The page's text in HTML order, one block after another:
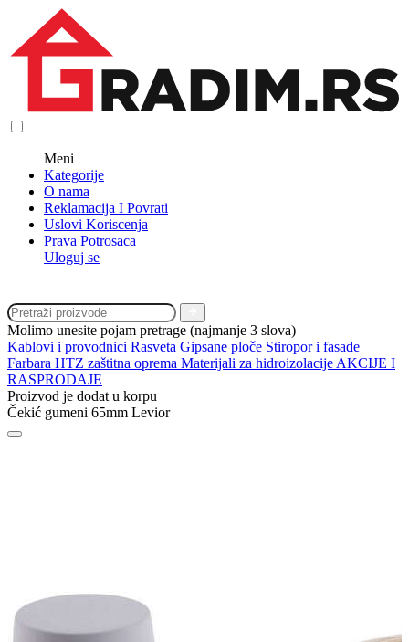
Meni
Kategorije
O nama
Reklamacija I Povrati
Uslovi Koriscenja
Prava Potrosaca
Uloguj se
Molimo unesite pojam pretrage (najmanje 3 slova)
Kablovi i provodnici Rasveta Gipsane ploče Stiropor i fasade
Farbara HTZ zaštitna oprema Materijali za hidroizolacije AKCIJE I
RASPRODAJE
Proizvod je dodat u korpu
Čekić gumeni 65mm Levior